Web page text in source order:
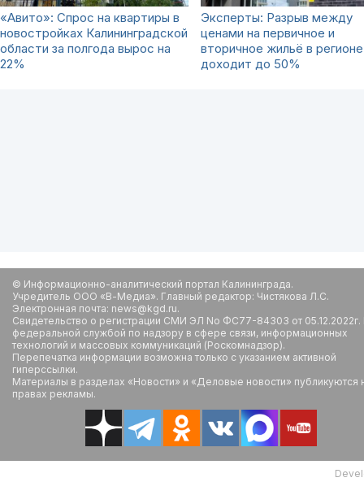
«Авито»: Спрос на квартиры в
новостройках Калининградской
области за полгода вырос на
22%
Эксперты: Разрыв между
ценами на первичное и
вторичное жильё в регионе
доходит до 50%
© Информационно-аналитический портал Калининграда.
Учредитель ООО «В-Медиа». Главный редактор: Чистякова Л.С.
Электронная почта: news@kgd.ru.
Свидетельство о регистрации СМИ ЭЛ No ФС77-84303 от
федеральной службой по надзору в сфере связи, информационных
технологий и массовых коммуникаций (Роскомнадзор).
Перепечатка информации возможна только с указанием активной
гиперссылки.
Материалы в разделах «Новости» и «Деловые новости» публикуются
правах рекламы.